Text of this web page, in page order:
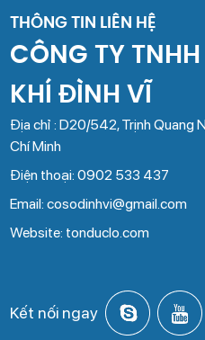
THÔNG TIN LIÊN HỆ
CÔNG TY
KHÍ ĐÌNH VĨ
Địa chỉ : D20/542, Trịnh Quang
Chí Minh
Điện thoại: 0902 533 437
Email: cosodinhvi@gmail.com
Website: tonduclo.com
Kết nối ngay